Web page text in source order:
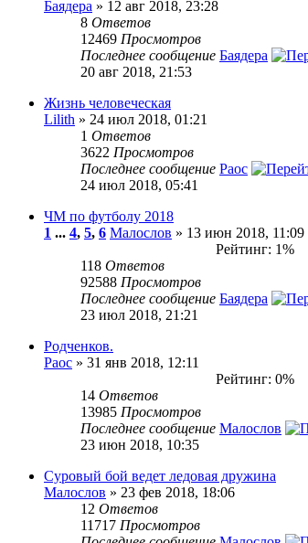
Баядера » 12 авг 2018, 23:28
8 Ответов
12469 Просмотров
Последнее сообщение Баядера
20 авг 2018, 21:53
Жизнь человеческая
Lilith » 24 июл 2018, 01:21
1 Ответов
3622 Просмотров
Последнее сообщение Раос
24 июл 2018, 05:41
ЧМ по футболу 2018
1 ... 4, 5, 6 Малослов » 13 июн 2018, 11:09
Рейтинг: 1%
118 Ответов
92588 Просмотров
Последнее сообщение Баядера
23 июл 2018, 21:21
Родченков.
Раос » 31 янв 2018, 12:11
Рейтинг: 0%
14 Ответов
13985 Просмотров
Последнее сообщение Малослов
23 июн 2018, 10:35
Суровый бой ведет ледовая дружина
Малослов » 23 фев 2018, 18:06
12 Ответов
11717 Просмотров